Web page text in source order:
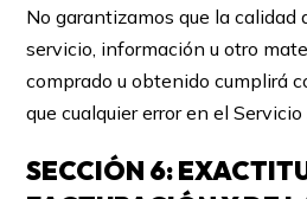
No garantizamos que la calidad
servicio, información u otro
comprado u obtenido cumplirá
que cualquier error en el Servicio
SECCIÓN 6: